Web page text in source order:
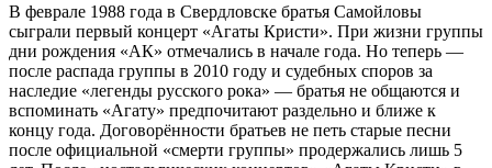
В феврале 1988 года в Свердловске братья Самойловы
сыграли первый концерт «Агаты Кристи». При жизни группы
дни рождения «АК» отмечались в начале года. Но теперь —
после распада группы в 2010 году и судебных споров за
наследие «легенды русского рока» — братья не общаются и
вспоминать «Агату» предпочитают раздельно и ближе к
концу года. Договорённости братьев не петь старые песни
после официальной «смерти группы» продержались лишь 5